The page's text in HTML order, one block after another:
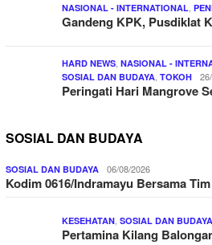
NASIONAL - INTERNATIONAL,
Gandeng KPK, Pusdiklat
HARD NEWS, NASIONAL -
SOSIAL DAN BUDAYA, TOKOH
Peringati Hari Mangrove
SOSIAL DAN BUDAYA
SOSIAL DAN BUDAYA 06/08/2026
Kodim 0616/Indramayu Bersama
KESEHATAN, SOSIAL DAN BUDAYA
Pertamina Kilang